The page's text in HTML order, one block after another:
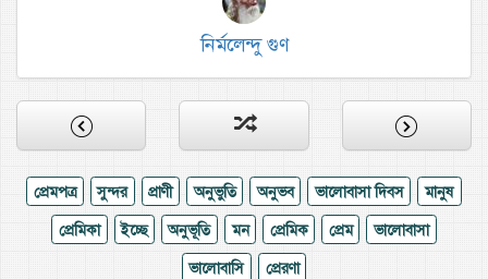
নির্মলেন্দু গুণ
প্রেমপত্র সুন্দর প্রাণী অনুভুতি অনুভব ভালোবাসা দিবস
মানুষ
প্রেমিকা
ইচ্ছে অনুভূতি মন প্রেমিক প্রেম
ভালোবাসা
ভালোবাসি
প্রেরণা